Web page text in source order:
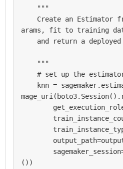
arams, fit to training
())